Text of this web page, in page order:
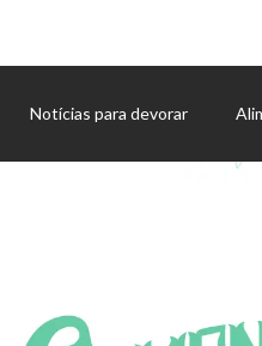
Notícias para devorar